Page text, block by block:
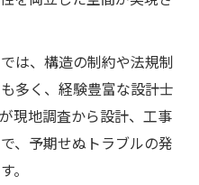
適空間の作り方
リフォーム空間づく
る理想の空間配置術
ームプランの工夫とは
リフォームのポイント
は、構造の制約や法規制
多く、経験豊富な設計士
現地調査から設計、工事
、予期せぬトラブルの発
。